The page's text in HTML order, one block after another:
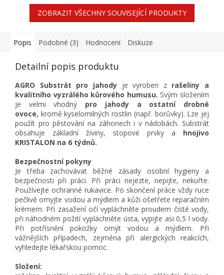
ZOBRAZIT VŠECHNY SOUVISEJÍCÍ PRODUKTY
Popis Podobné (3) Hodnocení Diskuze
Detailní popis produktu
AGRO Substrát pro jahody je vyroben z rašeliny a
kvalitního vyzrálého kůrového humusu. Svým složením
je velmi vhodný
pro jahody a ostatní drobné
ovoce, kromě kyselomilných rostlin (např. borůvky). Lze jej
použít pro pěstování na záhonech i v nádobách. Substrát
obsahuje základní živiny, stopové prvky a
hnojivo
KRISTALON na 6 týdnů.
Bezpečnostní pokyny
Je třeba zachovávat běžné zásady osobní hygieny a
bezpečnosti při práci. Při práci nejezte, nepijte, nekuřte.
Používejte ochranné rukavice. Po skončení práce vždy ruce
pečlivě omyjte vodou a mýdlem a kůži ošetřete reparačním
krémem. Při zasažení očí vypláchněte proudem čisté vody,
při náhodném požití vypláchněte ústa, vypijte asi 0,5 l vody.
Při potřísnění pokožky omýt vodou a mýdlem. Při
vážnějších případech, zejména při alergických reakcích,
vyhledejte lékařskou pomoc.
Složení: